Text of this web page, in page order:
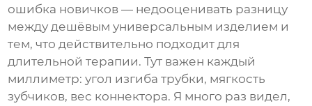
ошибка новичков — недооценивать разницу
между дешёвым универсальным изделием и
тем, что действительно подходит для
длительной терапии. Тут важен каждый
миллиметр: угол изгиба трубки, мягкость
зубчиков, вес коннектора. Я много раз видел,